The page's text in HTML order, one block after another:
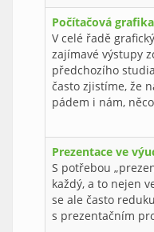
Počítačová
V celé řadě
zajímavé výstupy
předchozího
často zjistíme, že
pádem i nám,
Prezentace ve
S potřebou
každý, a to nejen
se ale často
s prezentačním